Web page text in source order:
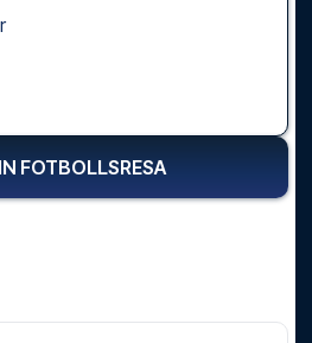
FOTBOLLSRESA